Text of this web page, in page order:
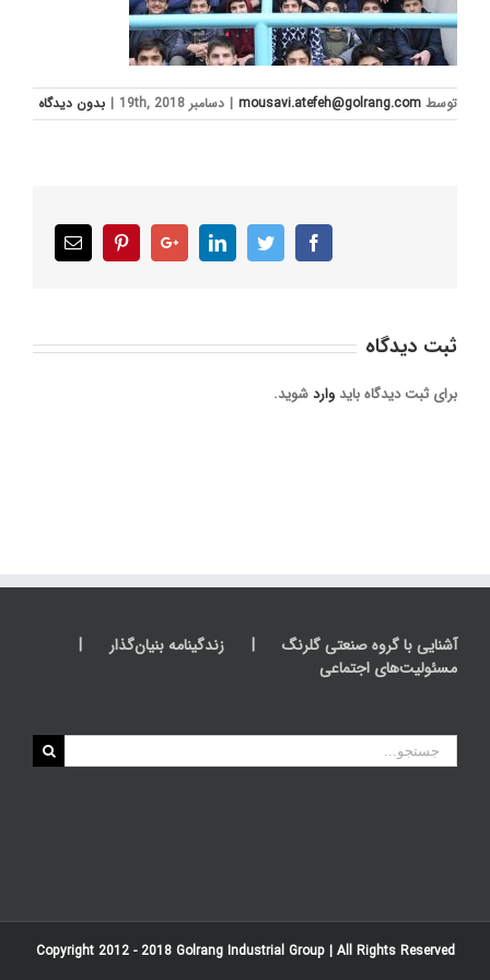
توسط mousavi.atefeh@golrang.com
| دسامبر 19th, 2018 | بدون ديدگاه
Facebook
Twitter
LinkedIn
Google+
Pinterest
Email
ثبت ديدگاه
برای ثبت دیدگاه باید واردشوید.
آشنایی با گروه صنعتی گلرنگ
زندگینامه بنیان‌گذار
مسئولیت‌های اجتماعی
جستجو
برای:
Copyright 2012 - 2018 Golrang Industrial Group| All Rights Reserved